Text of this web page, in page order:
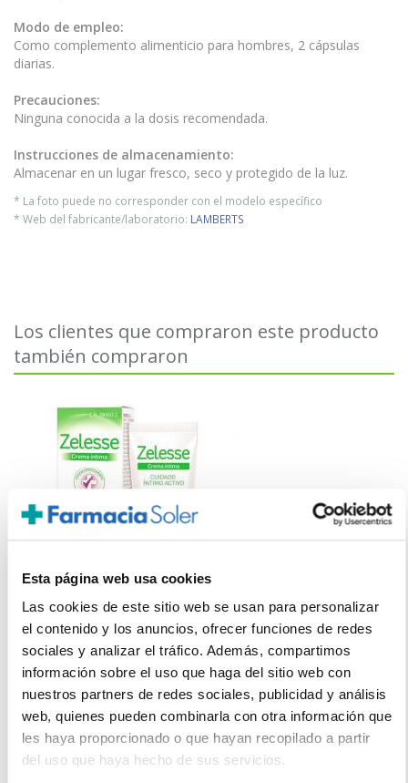
Esta página web usa cookies
Las cookies de este sitio web se usan para personalizar
el contenido y los anuncios, ofrecer funciones de redes
sociales y analizar el tráfico. Además, compartimos
información sobre el uso que haga del sitio web con
nuestros partners de redes sociales, publicidad y análisis
web, quienes pueden combinarla con otra información que
les haya proporcionado o que hayan recopilado a partir
del uso que haya hecho de sus servicios.
Modo de empleo:
Como complemento alimenticio para hombres, 2 cápsulas
diarias.
Precauciones:
Ninguna conocida a la dosis recomendada.
Instrucciones de almacenamiento:
Almacenar en un lugar fresco, seco y protegido de la luz.
* La foto puede no corresponder con el modelo específico
* Web del fabricante/laboratorio: LAMBERTS
Los clientes que compraron este producto
también compraron
ITALFARMACO
Zelesse Crema Íntima (30g)
14,85€
- + Añadir